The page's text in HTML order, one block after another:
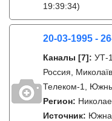
19:39:34)
20-03-1995 -
Каналы [7]: УТ-
Россия,
Телеком-1,
Регион:
Источник: